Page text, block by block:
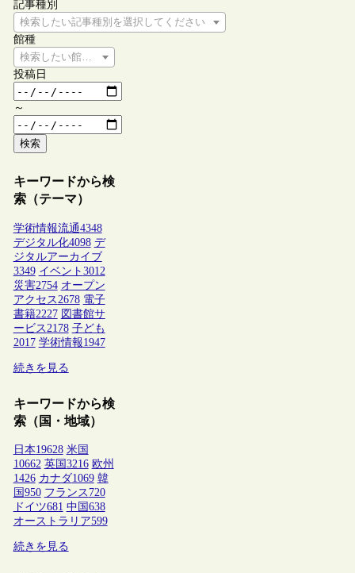
記事種別
検索したい記事種別を選択してください
館種
検索したい館種を選択してください
投稿日
～
検索
キーワードから検
索（テーマ）
学術情報流通4348
デジタル化4098 デ
ジタルアーカイブ
3349 イベント 3012
災害2754 オープン
アクセス 2678 電子
書籍2227 図書館サ
ービス 2178 子ども
2017 学術情報1947
続きを見る
キーワードから検
索（国・地域）
日本19628 米国
10662 英国 3216 欧州
1426 カナダ1069 韓
国 950 フランス 720
ドイツ681 中国 638
オーストラリア599
続きを見る